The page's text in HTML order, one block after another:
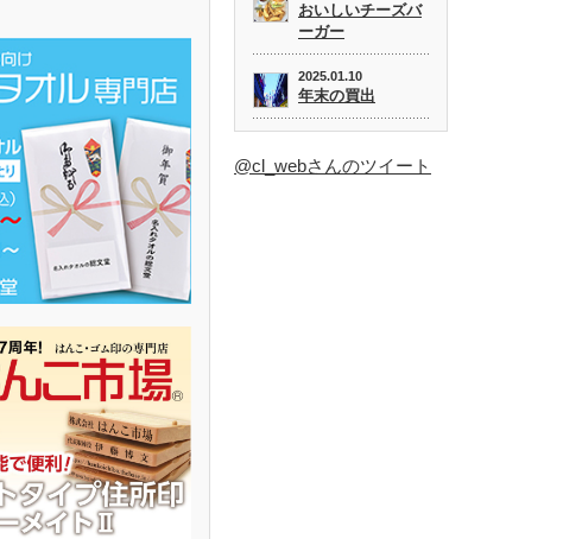
おいしいチーズバ
ーガー
2025.01.10
年末の買出
@cl_webさんのツイート